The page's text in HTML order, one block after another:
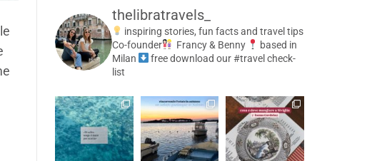
thelibratravels_
inspiring stories, fun facts and travel tips
Co-founder
Francy & Benny
based in
Milan
free download our #travel check-
list